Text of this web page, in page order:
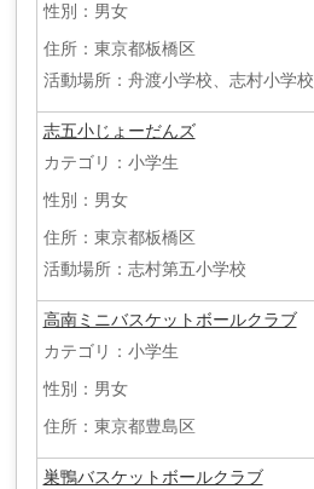
性別：男女
住所：東京都板橋区
活動場所：舟渡小学校、志村小学校
志五小じょーだんズ
カテゴリ：小学生
性別：男女
住所：東京都板橋区
活動場所：志村第五小学校
高南ミニバスケットボールクラブ
カテゴリ：小学生
性別：男女
住所：東京都豊島区
巣鴨バスケットボールクラブ